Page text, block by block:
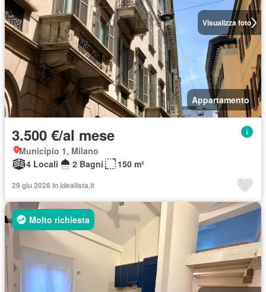
Visualizza foto
Appartamento
3.500 €/al mese
Municipio 1, Milano
4 Locali
2 Bagni 150 m²
29 giu 2026 in idealista.it
Molto richiesta